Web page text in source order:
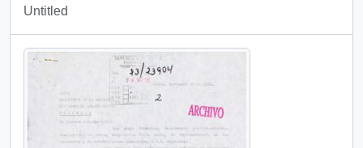
Untitled